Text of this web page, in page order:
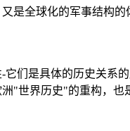
是全球化的军事结构
们是具体的历史关系
"世界历史"的重构，也